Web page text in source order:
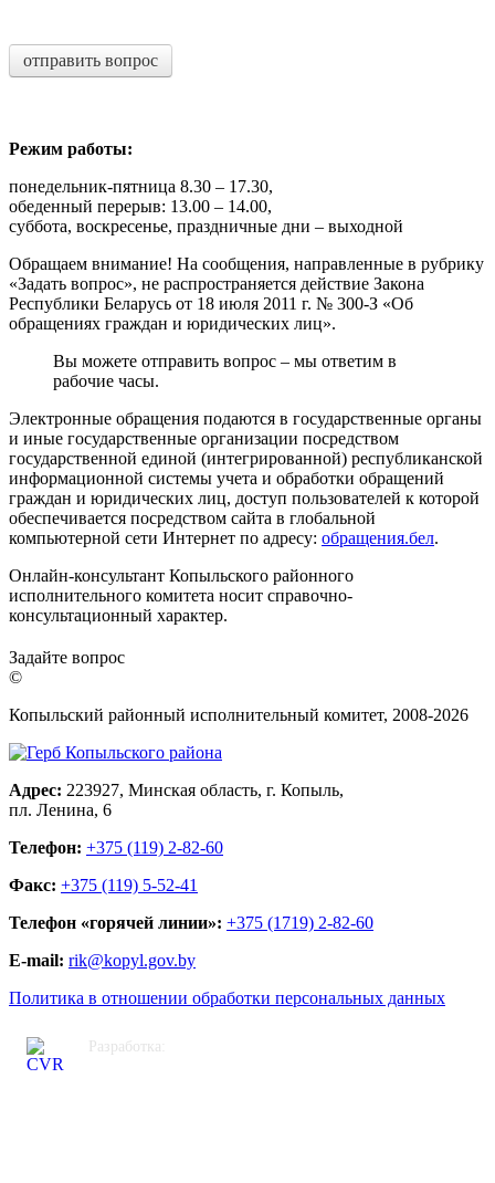
отправить вопрос
Режим работы:
понедельник-пятница 8.30 – 17.30,
обеденный перерыв: 13.00 – 14.00,
суббота, воскресенье, праздничные дни – выходной
Обращаем внимание! На сообщения, направленные в рубрику
«Задать вопрос», не распространяется действие Закона
Республики Беларусь от 18 июля 2011 г. № 300-З «Об
обращениях граждан и юридических лиц».
Вы можете отправить вопрос – мы ответим в
рабочие часы.
Электронные обращения подаются в государственные органы
и иные государственные организации посредством
государственной единой (интегрированной) республиканской
информационной системы учета и обработки обращений
граждан и юридических лиц, доступ пользователей к которой
обеспечивается посредством сайта в глобальной
компьютерной сети Интернет по адресу: обращения.бел.
Онлайн-консультант Копыльского районного
исполнительного комитета носит справочно-
консультационный характер.
Задайте вопрос
©
Копыльский районный исполнительный комитет, 2008-2026
Адрес: 223927, Минская область, г. Копыль,
пл. Ленина, 6
Телефон: +375 (119) 2-82-60
Факс: +375 (119) 5-52-41
Телефон «горячей линии»: +375 (1719) 2-82-60
E-mail: rik@kopyl.gov.by
Политика в отношении обработки персональных данных
Разработка: